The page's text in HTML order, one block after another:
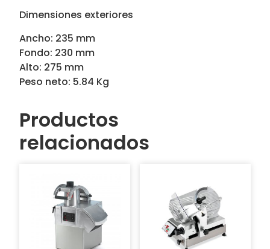
Dimensiones exteriores
Ancho: 235 mm
Fondo: 230 mm
Alto: 275 mm
Peso neto: 5.84 Kg
Productos
relacionados